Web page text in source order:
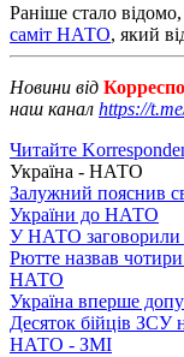
Раніше стало
саміт НАТО, який
Новини від
наш канал https://
Читайте
Україна - НАТО
Залужний пояснив
України до НАТО
У НАТО заговорили
Рютте назвав
НАТО
Україна вперше
Десяток бійців ЗСУ
НАТО - ЗМІ